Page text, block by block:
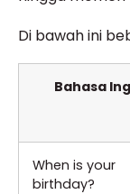
Di bawah ini
Bahasa
When is your
birthday?